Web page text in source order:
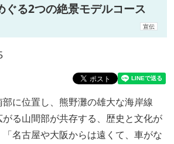
ぐる2つの絶景モデルコース
宣伝
に位置し、熊野灘の雄大な海岸線
る山間部が共存する、歴史と文化が
名古屋や大阪からは遠くて、車がな